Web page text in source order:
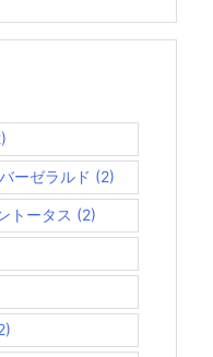
ーゼラルド (2)
トータス (2)